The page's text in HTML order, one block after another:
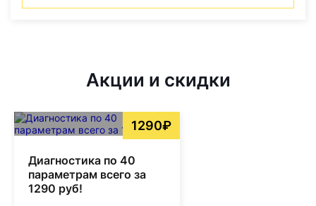
Акции и скидки
1290₽
Диагностика по 40
параметрам всего за
1290 руб!